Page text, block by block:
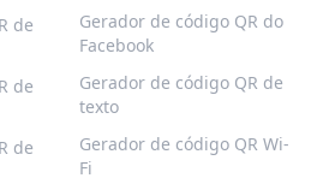
de
de
de
Gerador de código QR do
Facebook
Gerador de código QR de
texto
Gerador de código QR Wi-
Fi